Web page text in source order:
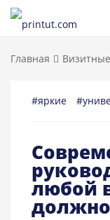
Главная
#яркие
любой